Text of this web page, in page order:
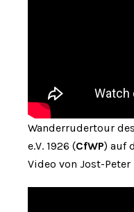
Wanderrudertour
e.V. 1926 (CfWP) auf
Video von Jost-Peter